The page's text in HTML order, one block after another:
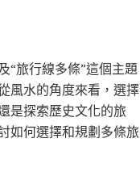
“旅行線多條”這個主題
風水的角度來看，選擇
是探索歷史文化的旅
如何選擇和規劃多條旅